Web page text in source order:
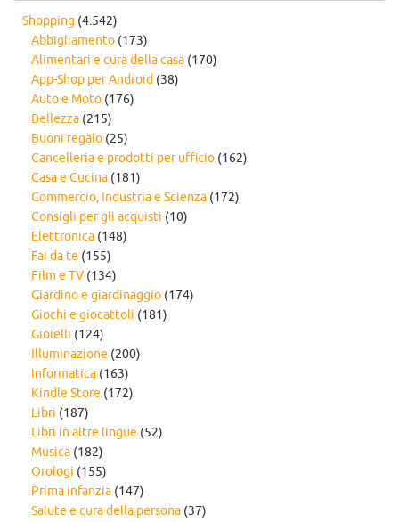
Shopping (4.542)
Abbigliamento (173)
Alimentari e cura della casa (170)
App-Shop per Android (38)
Auto e Moto (176)
Bellezza (215)
Buoni regalo (25)
Cancelleria e prodotti per ufficio (162)
Casa e Cucina (181)
Commercio, Industria e Scienza (172)
Consigli per gli acquisti (10)
Elettronica (148)
Fai da te (155)
Film e TV (134)
Giardino e giardinaggio (174)
Giochi e giocattoli (181)
Gioielli (124)
Illuminazione (200)
Informatica (163)
Kindle Store (172)
Libri (187)
Libri in altre lingue (52)
Musica (182)
Orologi (155)
Prima infanzia (147)
Salute e cura della persona (37)